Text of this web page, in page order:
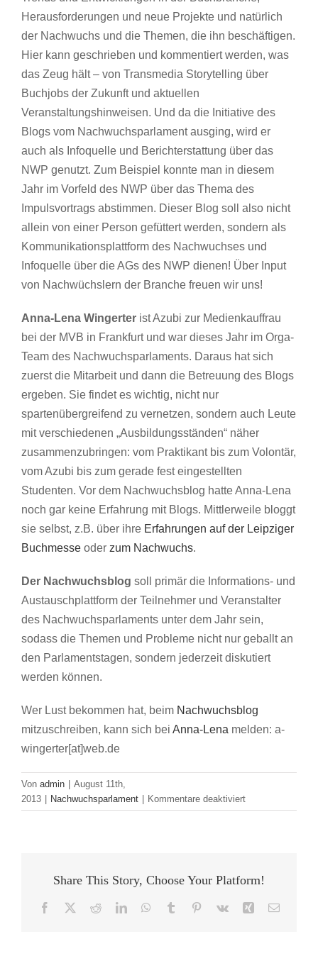
Herausforderungen und neue Projekte und natürlich
der Nachwuchs und die Themen, die ihn beschäftigen.
Hier kann geschrieben und kommentiert werden, was
das Zeug hält – von Transmedia Storytelling über
Buchjobs der Zukunft und aktuellen
Veranstaltungshinweisen. Und da die Initiative des
Blogs vom Nachwuchsparlament ausging, wird er
auch als Infoquelle und Berichterstattung über das
NWP genutzt. Zum Beispiel konnte man in diesem
Jahr im Vorfeld des NWP über das Thema des
Impulsvortrags abstimmen. Dieser Blog soll also nicht
allein von einer Person gefüttert werden, sondern als
Kommunikationsplattform des Nachwuchses und
Infoquelle über die AGs des NWP dienen! Über Input
von Nachwüchslern der Branche freuen wir uns!
Anna-Lena Wingerter ist Azubi zur Medienkauffrau
bei der MVB in Frankfurt und war dieses Jahr im Orga-
Team des Nachwuchsparlaments. Daraus hat sich
zuerst die Mitarbeit und dann die Betreuung des Blogs
ergeben. Sie findet es wichtig, nicht nur
spartenübergreifend zu vernetzen, sondern auch Leute
mit verschiedenen „Ausbildungsständen“ näher
zusammenzubringen: vom Praktikant bis zum Volontär,
vom Azubi bis zum gerade fest eingestellten
Studenten. Vor dem Nachwuchsblog hatte Anna-Lena
noch gar keine Erfahrung mit Blogs. Mittlerweile bloggt
sie selbst, z.B. über ihre Erfahrungen auf der Leipziger
Buchmesse oder zum Nachwuchs.
Der Nachwuchsblog soll primär die Informations- und
Austauschplattform der Teilnehmer und Veranstalter
des Nachwuchsparlaments unter dem Jahr sein,
sodass die Themen und Probleme nicht nur geballt an
den Parlamentstagen, sondern jederzeit diskutiert
werden können.
Wer Lust bekommen hat, beim Nachwuchsblog
mitzuschreiben, kann sich bei Anna-Lena melden: a-
wingerter[at]web.de
Von admin
August 11th,
2013
Nachwuchsparlament Kommentare deaktiviertfür
Kennt
Share This Story, Choose Your Platform!
Facebook RedditLinkedInWhatsApp
Tumblr Pinterest
Vk Xing E-